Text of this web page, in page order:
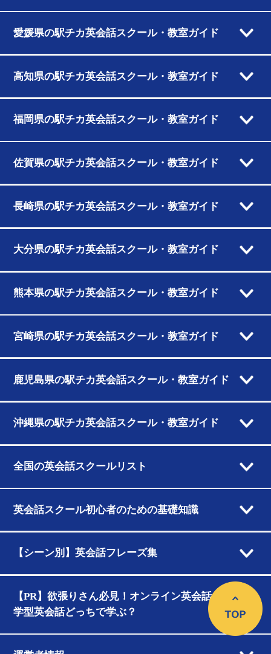
愛媛県の駅チカ英会話スクール・教室ガイド
高知県の駅チカ英会話スクール・教室ガイド
福岡県の駅チカ英会話スクール・教室ガイド
佐賀県の駅チカ英会話スクール・教室ガイド
長崎県の駅チカ英会話スクール・教室ガイド
大分県の駅チカ英会話スクール・教室ガイド
熊本県の駅チカ英会話スクール・教室ガイド
宮崎県の駅チカ英会話スクール・教室ガイド
鹿児島県の駅チカ英会話スクール・教室ガイド
沖縄県の駅チカ英会話スクール・教室ガイド
全国の英会話スクールリスト
英会話スクール初心者のための基礎知識
【シーン別】英会話フレーズ集
【PR】欲張りさん必見！オンライン英会話と通
学型英会話どっちで学ぶ？